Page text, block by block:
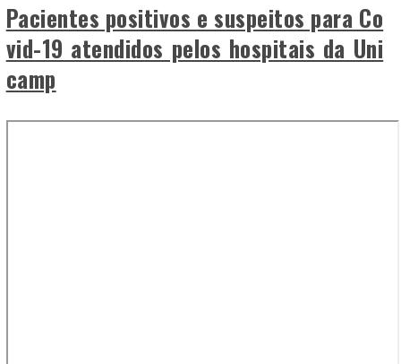
Pacientes positivos e suspeitos para Co
vid-19 atendidos pelos hospitais da Uni
camp